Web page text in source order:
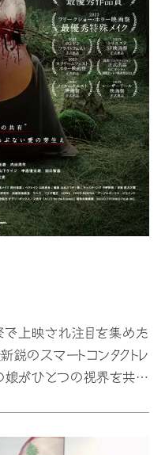
で上映され注目を集めた
のスマートコンタクトレ
娘がひとつの視界を共有
くチェロ奏者の娘エリか